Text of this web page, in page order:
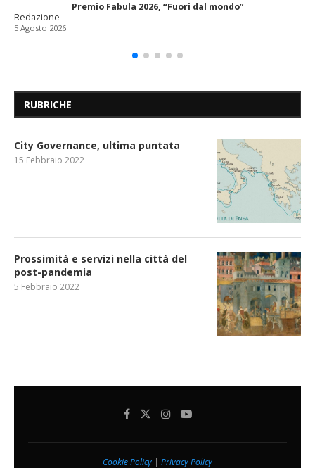
Premio Fabula 2026, “Fuori dal mondo”
Redazione
5 Agosto 2026
RUBRICHE
City Governance, ultima puntata
15 Febbraio 2022
Prossimità e servizi nella città del
post-pandemia
5 Febbraio 2022
Cookie Policy | Privacy Policy